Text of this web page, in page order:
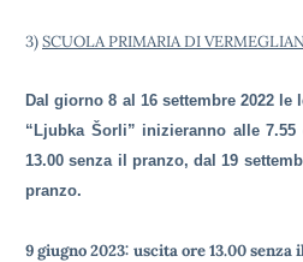
3)SCUOLA PRIMARIA DI
Dal giorno 8 al 16 settembre 2022
“Ljubka Šorli” inizieranno alle
13.00 senza il pranzo, dal 19
pranzo.
9 giugno 2023: uscita ore 13.00 senza